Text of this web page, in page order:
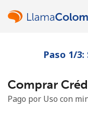
¿Ya tienes
Paso 1/
Comprar
Pago por Uso con